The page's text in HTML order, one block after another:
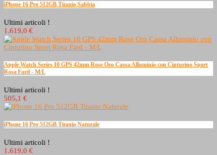
iPhone 16 Pro 512GB Titanio Sabbia
Ultimi articoli !
1.619,0 €
Apple Watch Series 10 GPS 42mm Rose Oro Cassa Alluminio con Cinturino Sport
Rosa Fard - M/L
Ultimi articoli !
505,1 €
iPhone 16 Pro 512GB Titanio Naturale
Ultimi articoli !
1.619,0 €